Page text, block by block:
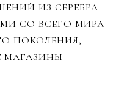
ИЗ СЕРЕБРА
СО ВСЕГО МИРА
ПОКОЛЕНИЯ,
МАГАЗИНЫ